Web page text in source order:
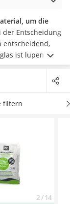
um die
der Entscheidung
entscheidend,
ist lupenrein
eine besonders
ist
filtern
2 / 14